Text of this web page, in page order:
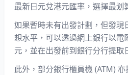
最新日元兌港元匯率 ，選擇最划
如果暫時未有出發計劃，但發現
想水平，可以透過網上銀行以電
元，並在出發前到銀行分行提取
此外，部分銀行櫃員機 (ATM)